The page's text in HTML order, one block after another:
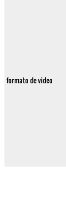
formato de video